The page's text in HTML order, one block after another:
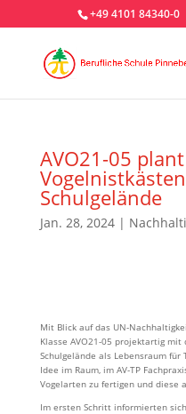
+49 4101 84340-0
AVO21-05
Schulgelände
Jan. 28, 2024|
Mit Blick auf das UN-
Klasse AVO21-05 projektartig
Schulgelände als Lebensraum
Idee im Raum, im AV-TP
Vogelarten zu fertigen und diese
Im ersten Schritt informierten